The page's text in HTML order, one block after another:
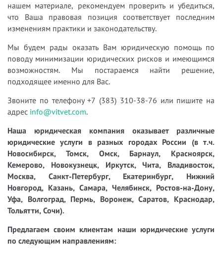
нашем материале, рекомендуем проверить и убедиться,
что Ваша правовая позиция соответствует последним
изменениям практики и законодательству.
Мы будем рады оказать Вам юридическую помощь по
поводу минимизации юридических рисков и имеющимся
возможностям. Мы постараемся найти решение,
подходящее именно для Вас.
Звоните по телефону +7 (383) 310-38-76 или пишите на
адрес info@vitvet.com.
Наша юридическая компания оказывает различные
юридические услуги в разных городах России (в т.ч.
Новосибирск, Томск, Омск, Барнаул, Красноярск,
Кемерово, Новокузнецк, Иркутск, Чита, Владивосток,
Москва, Санкт-Петербург, Екатеринбург, Нижний
Новгород, Казань, Самара, Челябинск, Ростов-на-Дону,
Уфа, Волгоград, Пермь, Воронеж, Саратов, Краснодар,
Тольятти, Сочи).
Предлагаем своим клиентам наши юридические услуги
по следующим направлениям: